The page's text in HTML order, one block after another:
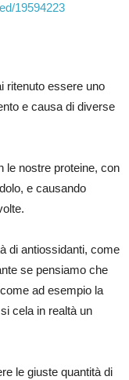
19594223
ritenuto essere uno
e causa di diverse
le nostre proteine, con
e causando
di antiossidanti, come
se pensiamo che
ad esempio la
cela in realtà un
le giuste quantità di